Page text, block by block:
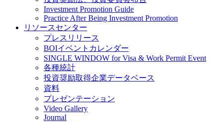
Investment Promotion Guide
Practice After Being Investment Promotion
リソースセンター
プレスリリース
BOIイベントカレンダー
SINGLE WINDOW for Visa & Work Permit Event
各種統計
投資奨励取得企業データベース
資料
プレゼンテーション
Video Gallery
Journal